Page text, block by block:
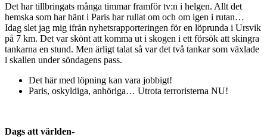
Det har tillbringats många timmar framför tv:n i helgen. Allt det
hemska som har hänt i Paris har rullat om och om igen i rutan…
Idag slet jag mig ifrån nyhetsrapporteringen för en löprunda i Ursvik
på 7 km. Det var skönt att komma ut i skogen i ett försök att skingra
tankarna en stund. Men ärligt talat så var det två tankar som växlade
i skallen under söndagens pass.
Det här med löpning kan vara jobbigt!
Paris, oskyldiga, anhöriga… Utrota terroristerna NU!
Dags att världen-